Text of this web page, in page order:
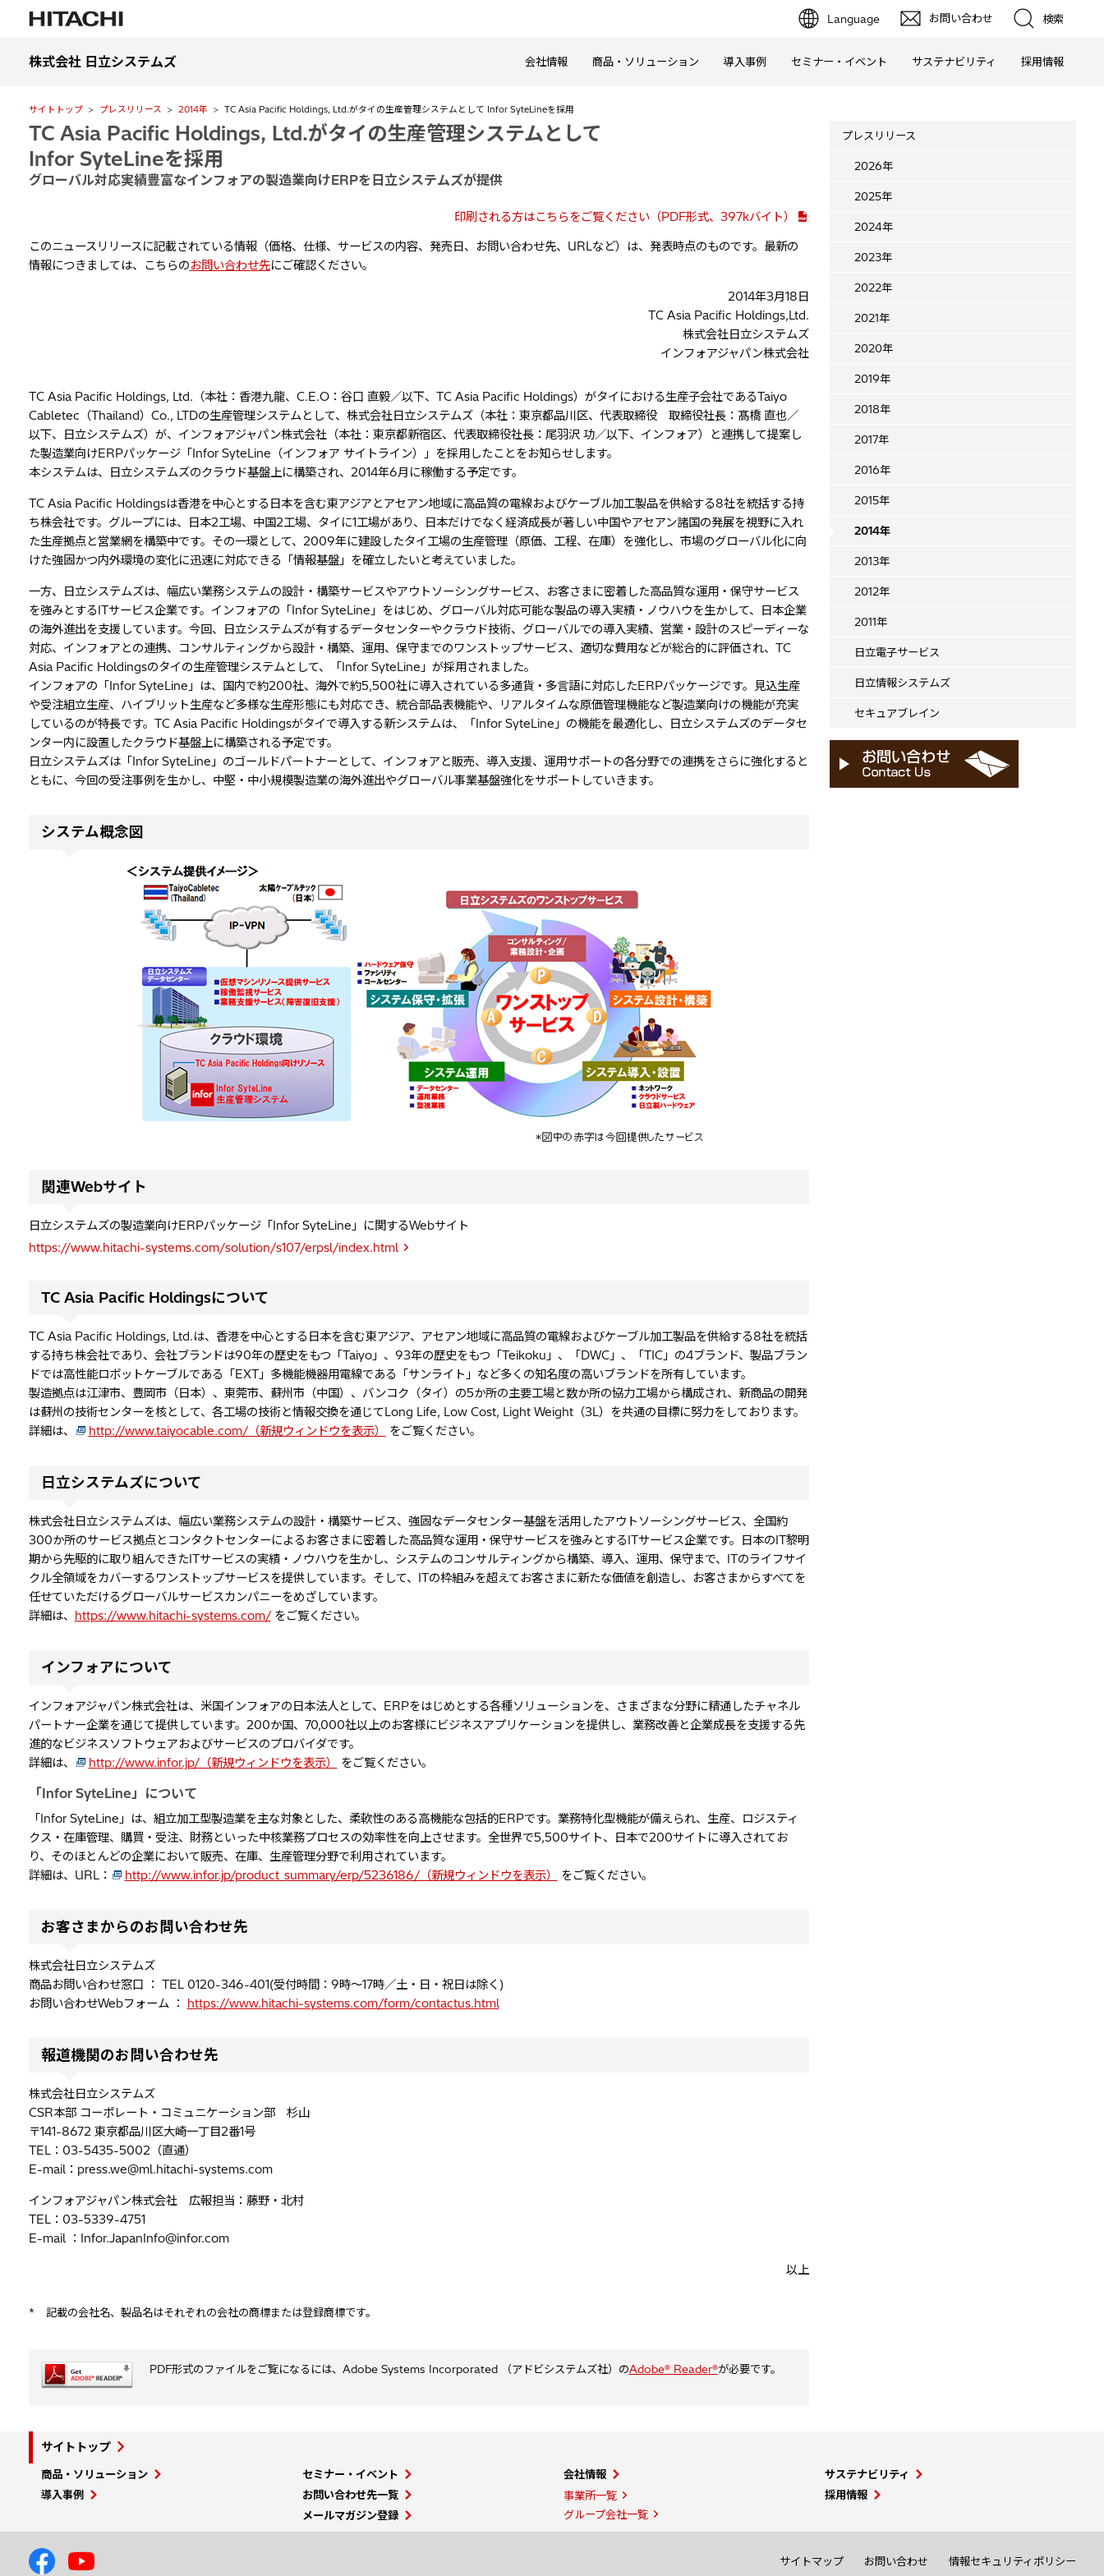
Language お問い合わせ 検索
株式会社 日立システムズ 会社情報 商品・ソリューション 導入事例 セミナー・イベント サステナビリティ 採用情報
サイトトップ プレスリリース 2014年 TC Asia Pacific Holdings, Ltd.がタイの生産管理システムとして Infor SyteLineを採用
TC Asia Pacific Holdings, Ltd.がタイの生産管理システムとして
Infor SyteLineを採用
グローバル対応実績豊富なインフォアの製造業向けERPを日立システムズが提供
印刷される方はこちらをご覧ください（PDF形式、397kバイト）
このニュースリリースに記載されている情報（価格、仕様、サービスの内容、発売日、お問い合わせ先、URLなど）は、発表時点のものです。最新の
情報につきましては、こちらのお問い合わせ先にご確認ください。
2014年3月18日
TC Asia Pacific Holdings,Ltd.
株式会社日立システムズ
インフォアジャパン株式会社
TC Asia Pacific Holdings, Ltd.（本社：香港九龍、C.E.O：谷口 直毅／以下、TC Asia Pacific Holdings）がタイにおける生産子会社であるTaiyo
Cabletec（Thailand）Co., LTDの生産管理システムとして、株式会社日立システムズ（本社：東京都品川区、代表取締役 取締役社長：髙橋 直也／
以下、日立システムズ）が、インフォアジャパン株式会社（本社：東京都新宿区、代表取締役社長：尾羽沢 功／以下、インフォア）と連携して提案し
た製造業向けERPパッケージ「Infor SyteLine（インフォア サイトライン）」を採用したことをお知らせします。
本システムは、日立システムズのクラウド基盤上に構築され、2014年6月に稼働する予定です。
TC Asia Pacific Holdingsは香港を中心とする日本を含む東アジアとアセアン地域に高品質の電線およびケーブル加工製品を供給する8社を統括する持
ち株会社です。グループには、日本2工場、中国2工場、タイに1工場があり、日本だけでなく経済成長が著しい中国やアセアン諸国の発展を視野に入れ
た生産拠点と営業網を構築中です。その一環として、2009年に建設したタイ工場の生産管理（原価、工程、在庫）を強化し、市場のグローバル化に向
けた強固かつ内外環境の変化に迅速に対応できる「情報基盤」を確立したいと考えていました。
一方、日立システムズは、幅広い業務システムの設計・構築サービスやアウトソーシングサービス、お客さまに密着した高品質な運用・保守サービス
を強みとするITサービス企業です。インフォアの「Infor SyteLine」をはじめ、グローバル対応可能な製品の導入実績・ノウハウを生かして、日本企業
の海外進出を支援しています。今回、日立システムズが有するデータセンターやクラウド技術、グローバルでの導入実績、営業・設計のスピーディーな
対応、インフォアとの連携、コンサルティングから設計・構築、運用、保守までのワンストップサービス、適切な費用などが総合的に評価され、TC
Asia Pacific Holdingsのタイの生産管理システムとして、「Infor SyteLine」が採用されました。
インフォアの「Infor SyteLine」は、国内で約200社、海外で約5,500社に導入されている多通貨・多言語に対応したERPパッケージです。見込生産
や受注組立生産、ハイブリット生産など多様な生産形態にも対応でき、統合部品表機能や、リアルタイムな原価管理機能など製造業向けの機能が充実
しているのが特長です。TC Asia Pacific Holdingsがタイで導入する新システムは、「Infor SyteLine」の機能を最適化し、日立システムズのデータセ
ンター内に設置したクラウド基盤上に構築される予定です。
日立システムズは「Infor SyteLine」のゴールドパートナーとして、インフォアと販売、導入支援、運用サポートの各分野での連携をさらに強化すると
ともに、今回の受注事例を生かし、中堅・中小規模製造業の海外進出やグローバル事業基盤強化をサポートしていきます。
システム概念図
関連Webサイト
日立システムズの製造業向けERPパッケージ「Infor SyteLine」に関するWebサイト
https://www.hitachi-systems.com/solution/s107/erpsl/index.html
TC Asia Pacific Holdingsについて
TC Asia Pacific Holdings, Ltd.は、香港を中心とする日本を含む東アジア、アセアン地域に高品質の電線およびケーブル加工製品を供給する8社を統括
する持ち株会社であり、会社ブランドは90年の歴史をもつ「Taiyo」、93年の歴史をもつ「Teikoku」、「DWC」、「TIC」の4ブランド、製品ブラン
ドでは高性能ロボットケーブルである「EXT」多機能機器用電線である「サンライト」など多くの知名度の高いブランドを所有しています。
製造拠点は江津市、豊岡市（日本）、東莞市、蘇州市（中国）、バンコク（タイ）の5か所の主要工場と数か所の協力工場から構成され、新商品の開発
は蘇州の技術センターを核として、各工場の技術と情報交換を通じてLong Life, Low Cost, Light Weight（3L）を共通の目標に努力をしております。
詳細は、
http://www.taiyocable.com/（新規ウィンドウを表示） をご覧ください。
日立システムズについて
株式会社日立システムズは、幅広い業務システムの設計・構築サービス、強固なデータセンター基盤を活用したアウトソーシングサービス、全国約
300か所のサービス拠点とコンタクトセンターによるお客さまに密着した高品質な運用・保守サービスを強みとするITサービス企業です。日本のIT黎明
期から先駆的に取り組んできたITサービスの実績・ノウハウを生かし、システムのコンサルティングから構築、導入、運用、保守まで、ITのライフサイ
クル全領域をカバーするワンストップサービスを提供しています。そして、ITの枠組みを超えてお客さまに新たな価値を創造し、お客さまからすべてを
任せていただけるグローバルサービスカンパニーをめざしています。
詳細は、 https://www.hitachi-systems.com/をご覧ください。
インフォアについて
インフォアジャパン株式会社は、米国インフォアの日本法人として、ERPをはじめとする各種ソリューションを、さまざまな分野に精通したチャネル
パートナー企業を通じて提供しています。200か国、70,000社以上のお客様にビジネスアプリケーションを提供し、業務改善と企業成長を支援する先
進的なビジネスソフトウェアおよびサービスのプロバイダです。
詳細は、
http://www.infor.jp/（新規ウィンドウを表示） をご覧ください。
「Infor SyteLine」について
「Infor SyteLine」は、組立加工型製造業を主な対象とした、柔軟性のある高機能な包括的ERPです。業務特化型機能が備えられ、生産、ロジスティ
クス・在庫管理、購買・受注、財務といった中核業務プロセスの効率性を向上させます。全世界で5,500サイト、日本で200サイトに導入されてお
り、そのほとんどの企業において販売、在庫、生産管理分野で利用されています。
詳細は、URL：
http://www.infor.jp/product_summary/erp/5236186/（新規ウィンドウを表示） をご覧ください。
お客さまからのお問い合わせ先
株式会社日立システムズ
商品お問い合わせ窓口 ： TEL 0120-346-401(受付時間：9時～17時／土・日・祝日は除く)
お問い合わせWebフォーム ： https://www.hitachi-systems.com/form/contactus.html
報道機関のお問い合わせ先
株式会社日立システムズ
CSR本部 コーポレート・コミュニケーション部 杉山
〒141-8672 東京都品川区大崎一丁目2番1号
TEL：03-5435-5002（直通）
E-mail：press.we@ml.hitachi-systems.com
インフォアジャパン株式会社 広報担当：藤野・北村
TEL：03-5339-4751
E-mail ：Infor.JapanInfo@infor.com
以上
* 記載の会社名、製品名はそれぞれの会社の商標または登録商標です。
PDF形式のファイルをご覧になるには、Adobe Systems Incorporated （アドビシステムズ社）のAdobe® Reader®が必要です。
プレスリリース
2026年
2025年
2024年
2023年
2022年
2021年
2020年
2019年
2018年
2017年
2016年
2015年
2014年
2013年
2012年
2011年
日立電子サービス
日立情報システムズ
セキュアブレイン
サイトトップ
商品・ソリューション
導入事例
セミナー・イベント
お問い合わせ先一覧
メールマガジン登録
会社情報
事業所一覧
グループ会社一覧
サステナビリティ
採用情報
サイトマップ お問い合わせ 情報セキュリティポリシー